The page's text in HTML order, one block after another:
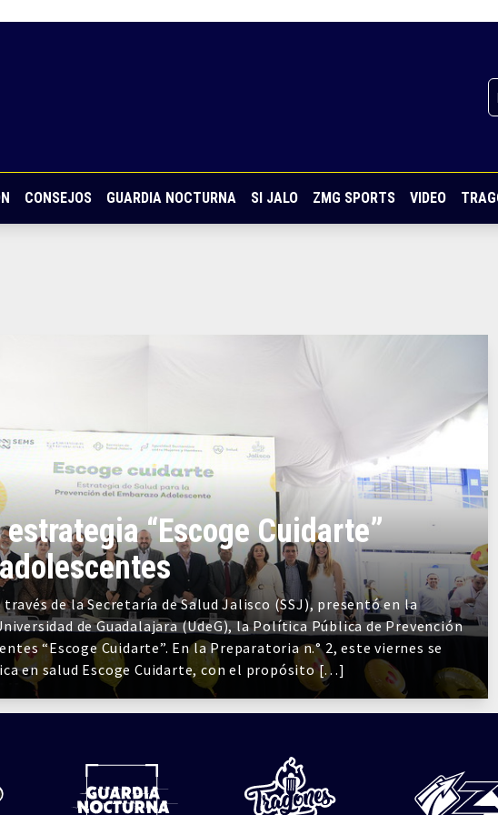
CONSEJOS GUARDIA NOCTURNA SI JALO ZMG SPORTS VIDEO
“Escoge Cuidarte”
de la Secretaría de Salud Jalisco (SSJ), presentó en la
de Guadalajara (UdeG), la Política Pública de Prevención
“Escoge Cuidarte”. En la Preparatoria n.° 2, este viernes se
en salud Escoge Cuidarte, con el propósito […]